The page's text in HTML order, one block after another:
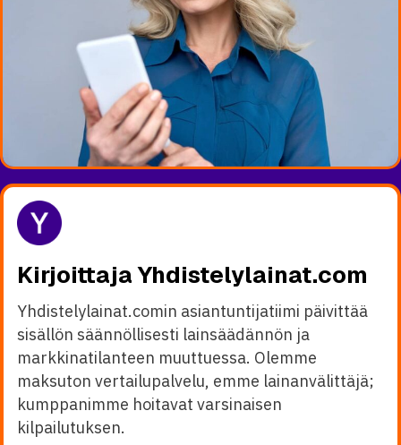
Kirjoittaja Yhdistelylainat.com
Yhdistelylainat.comin asiantuntijatiimi päivittää
sisällön säännöllisesti lainsäädännön ja
markkinatilanteen muuttuessa. Olemme
maksuton vertailupalvelu, emme lainanvälittäjä;
kumppanimme hoitavat varsinaisen
kilpailutuksen.